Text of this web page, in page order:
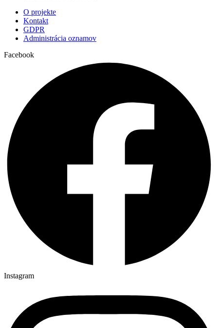
O projekte
Kontakt
GDPR
Administrácia oznamov
Facebook
Instagram